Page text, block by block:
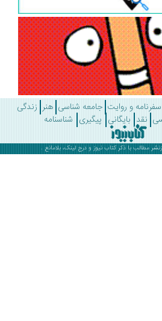
و روایت جامعه شناسی هنر زندگی
بایگانی پیگیری شناسنامه
با ذکرکتاب نیوز و درج لینک، بلامانع .